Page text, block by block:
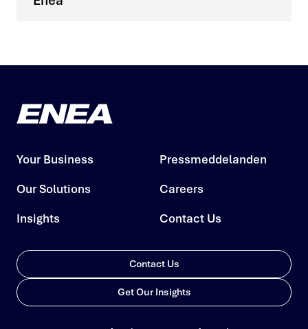
Your Business
Our Solutions
Insights
Pressmeddelanden
Careers
Contact Us
Contact Us
Get Our Insights